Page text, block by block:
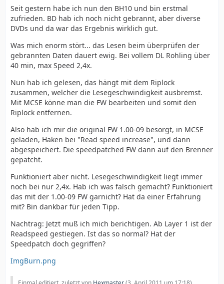
Seit gestern habe ich nun den BH10 und bin erstmal
zufrieden. BD hab ich noch nicht gebrannt, aber diverse
DVDs und da war das Ergebnis wirklich gut.
Was mich enorm stört... das Lesen beim überprüfen der
gebrannten Daten dauert ewig. Bei vollem DL Rohling über
40 min, max Speed 2,4x.
Nun hab ich gelesen, das hängt mit dem Riplock
zusammen, welcher die Lesegeschwindigkeit ausbremst.
Mit MCSE könne man die FW bearbeiten und somit den
Riplock entfernen.
Also hab ich mir die original FW 1.00-09 besorgt, in MCSE
geladen, Haken bei "Read speed increase", und dann
abgespeichert. Die speedpatched FW dann auf den Brenner
gepatcht.
Funktioniert aber nicht. Lesegeschwindigkeit liegt immer
noch bei nur 2,4x. Hab ich was falsch gemacht? Funktioniert
das mit der 1.00-09 FW garnicht? Hat da einer Erfahrung
mit? Bin dankbar für jeden Tipp.
Nachtrag: Jetzt muß ich mich berichtigen. Ab Layer 1 ist der
Readspeed gestiegen. Ist das so normal? Hat der
Speedpatch doch gegriffen?
ImgBurn.png